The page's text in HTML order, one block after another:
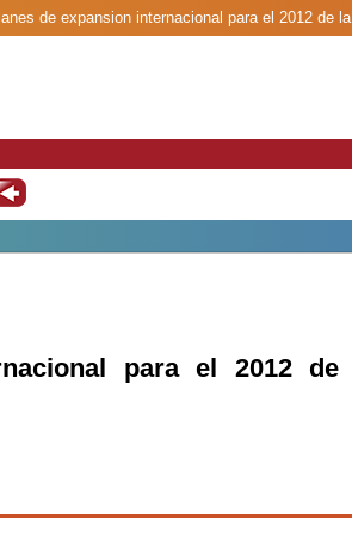
de expansion internacional para el 2012 de
para el 2012 de